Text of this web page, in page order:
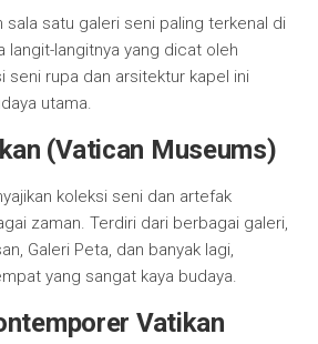
sala satu galeri seni paling terkenal di
langit-langitnya yang dicat oleh
seni rupa dan arsitektur kapel ini
utama.
(Vatican Museums)
koleksi seni dan artefak
zaman. Terdiri dari berbagai galeri,
Galeri Peta, dan banyak lagi,
yang sangat kaya budaya.
Vatikan